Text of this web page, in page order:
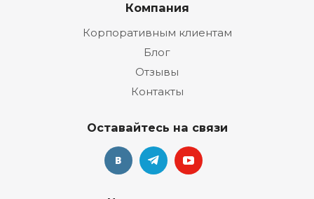
Компания
Корпоративным клиентам
Блог
Отзывы
Контакты
Оставайтесь на связи